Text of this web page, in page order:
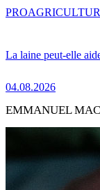
La laine peut-elle
04.08.2026
PRO
EMMANUEL